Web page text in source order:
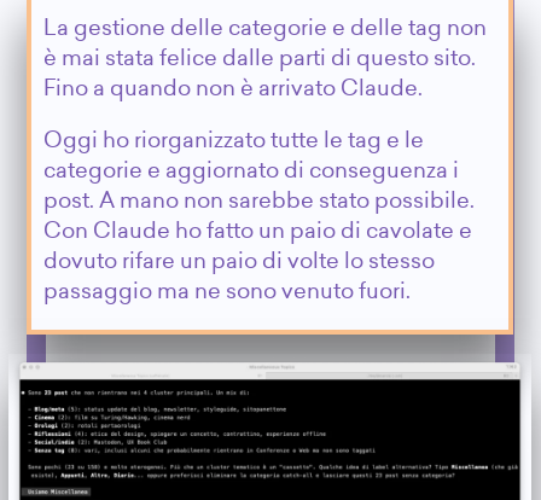
La gestione delle categorie e delle tag non
è mai stata felice dalle parti di questo sito.
Fino a quando non è arrivato Claude.
Oggi ho riorganizzato tutte le tag e le
categorie e aggiornato di conseguenza i
post. A mano non sarebbe stato possibile.
Con Claude ho fatto un paio di cavolate e
dovuto rifare un paio di volte lo stesso
passaggio ma ne sono venuto fuori.